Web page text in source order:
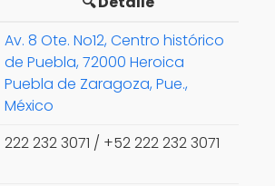
Av. 8 Ote. No12, Centro histórico
de Puebla, 72000 Heroica
Puebla de Zaragoza, Pue.,
México
222 232 3071 / +52 222 232 3071